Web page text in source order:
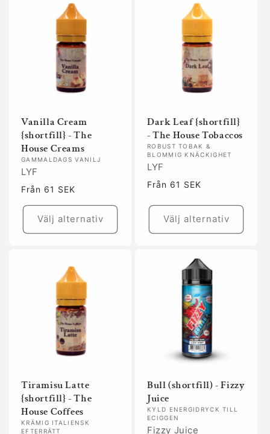
Vanilla Cream
{shortfill} - The
House Creams
GAMMALDAGS VANILJ
LYF
Ordinarie
Från 61 SEK
Välj alternativ
Dark Leaf {shortfill}
- The House Tobaccos
ROBUST TOBAK &
BLOMMIG KNÄCKIGHET
LYF
Ordinarie
Från 61 SEK
Välj alternativ
Tiramisu Latte
{shortfill} - The
House Coffees
KRÄMIG ITALIENSK
EFTERRÄTT
Bull (shortfill) - Fizzy
Juice
KYLD ENERGIDRYCK TILL
ECIGGEN
Fizzy Juice